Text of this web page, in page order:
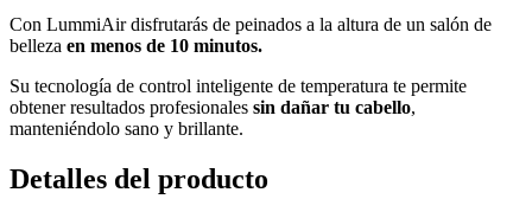
Con LummiAir disfrutarás de peinados a la altura de un salón de
belleza en menos de 10 minutos.
Su tecnología de control inteligente de temperatura te permite
obtener resultados profesionales sin dañar tu cabello,
manteniéndolo sano y brillante.
Detalles del producto